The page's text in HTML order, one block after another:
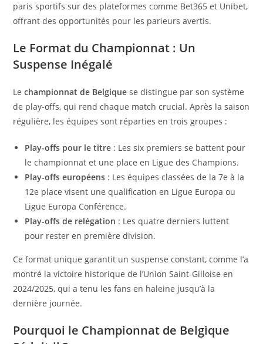
paris sportifs sur des plateformes comme Bet365 et Unibet,
offrant des opportunités pour les parieurs avertis.
Le Format du Championnat : Un
Suspense Inégalé
Lechampionnat de Belgique se distingue par son système
de play-offs, qui rend chaque match crucial. Après la saison
régulière, les équipes sont réparties en trois groupes :
Play-offs pour le titre : Les six premiers se battent pour
le championnat et une place en Ligue des Champions.
Play-offs européens : Les équipes classées de la 7e à la
12e place visent une qualification en Ligue Europa ou
Ligue Europa Conférence.
Play-offs de relégation : Les quatre derniers luttent
pour rester en première division.
Ce format unique garantit un suspense constant, comme l’a
montré la victoire historique de l’Union Saint-Gilloise en
2024/2025, qui a tenu les fans en haleine jusqu’à la
dernière journée.
Pourquoi le Championnat de Belgique